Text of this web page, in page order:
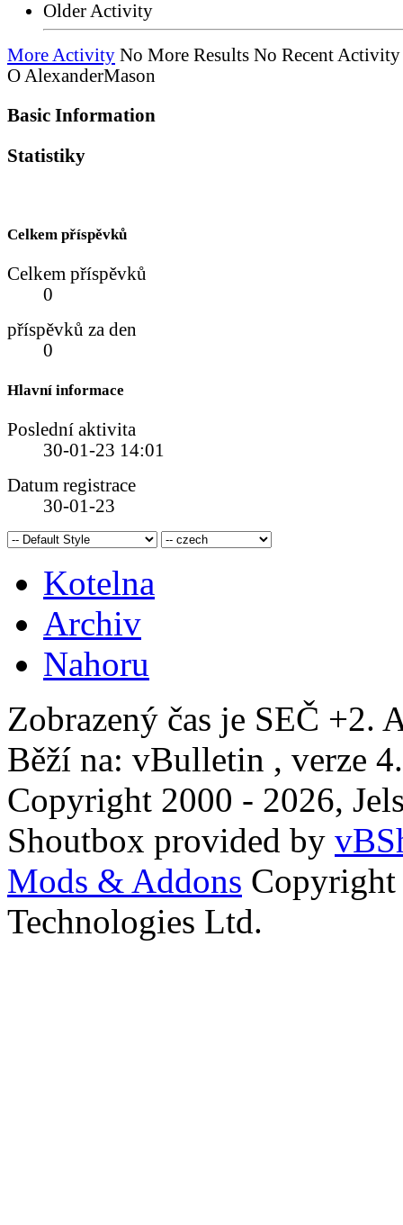
Older Activity
More Activity No More Results No Recent Activity
O AlexanderMason
Basic Information
Statistiky
Celkem příspěvků
Celkem příspěvků
0
příspěvků za den
0
Hlavní informace
Poslední aktivita
30-01-23 14:01
Datum registrace
30-01-23
Kotelna
Archiv
Nahoru
Zobrazený čas je SEČ +2.
Běží na: vBulletin , verze
Copyright 2000 - 2026,
Shoutbox provided by
Mods & Addons
Technologies Ltd.